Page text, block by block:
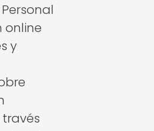
online
y